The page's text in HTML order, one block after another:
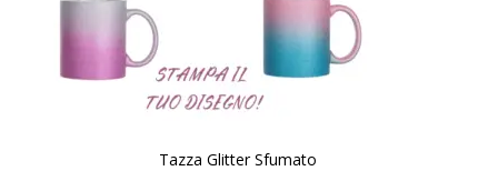
Tazza Glitter Sfumato